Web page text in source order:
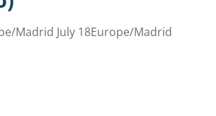
Madrid July 18Europe/Madrid